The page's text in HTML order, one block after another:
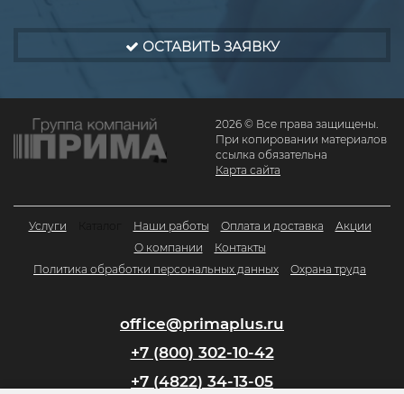
ОСТАВИТЬ ЗАЯВКУ
2026 © Все права защищены.
При копировании материалов
ссылка обязательна
Карта сайта
Услуги Наши работы Оплата и доставка
Акции
О компании
Контакты
Политика обработки персональных данных
Охрана труда
office@primaplus.ru
+7 (800) 302-10-42
+7 (4822) 34-13-05